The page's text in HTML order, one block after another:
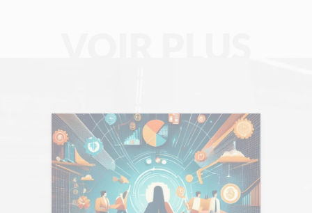
Gravity Microsoft 365
Intelligence Artificielle
Intelligence collective